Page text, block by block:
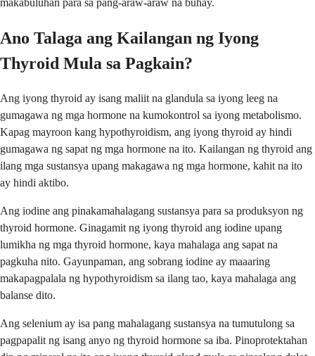
makabuluhan para sa pang-araw-araw na buhay.
Ano Talaga ang Kailangan ng Iyong
Thyroid Mula sa Pagkain?
Ang iyong thyroid ay isang maliit na glandula sa iyong leeg na
gumagawa ng mga hormone na kumokontrol sa iyong metabolismo.
Kapag mayroon kang hypothyroidism, ang iyong thyroid ay hindi
gumagawa ng sapat ng mga hormone na ito. Kailangan ng thyroid ang
ilang mga sustansya upang makagawa ng mga hormone, kahit na ito
ay hindi aktibo.
Ang iodine ang pinakamahalagang sustansya para sa produksyon ng
thyroid hormone. Ginagamit ng iyong thyroid ang iodine upang
lumikha ng mga thyroid hormone, kaya mahalaga ang sapat na
pagkuha nito. Gayunpaman, ang sobrang iodine ay maaaring
makapagpalala ng hypothyroidism sa ilang tao, kaya mahalaga ang
balanse dito.
Ang selenium ay isa pang mahalagang sustansya na tumutulong sa
pagpapalit ng isang anyo ng thyroid hormone sa iba. Pinoprotektahan